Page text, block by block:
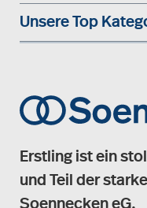
Unsere Top
Erstling ist ein
und Teil der
Soennecken eG.